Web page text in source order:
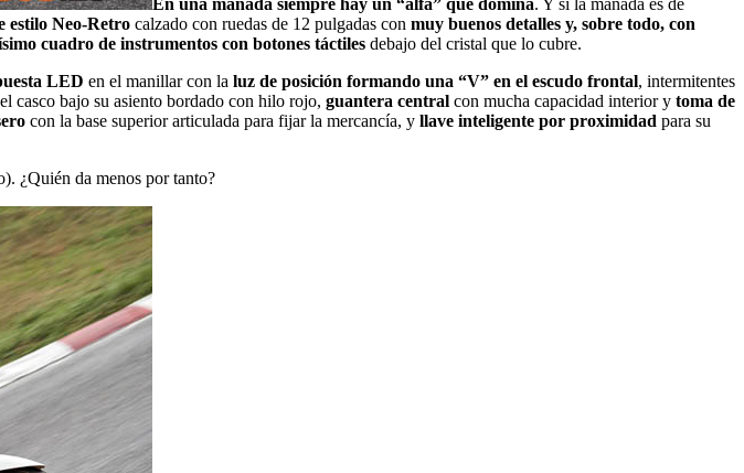
estilo Neo-Retro calzado con ruedas de 12 pulgadas con muy buenos detalles y, sobre todo, con
cuadro de instrumentos con botones táctiles debajo del cristal que lo cubre.
LED en el manillar con la luz de posición formando una “V” en el escudo frontal, intermitentes
casco bajo su asiento bordado con hilo rojo, guantera central con mucha capacidad interior y toma de
con la base superior articulada para fijar la mercancía, y llave inteligente por proximidad para su
¿Quién da menos por tanto?